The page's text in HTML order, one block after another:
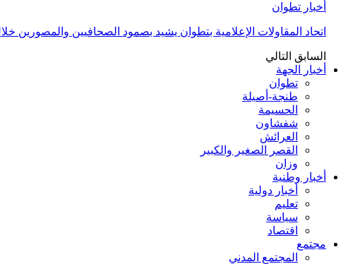
أخبار تطوان
اتحاد المقاولات الإعلامية بتطوان يشيد بصمود الصحافيين والمصورين
السابق التالي
أخبار الجهة
تطوان
طنجة-أصيلة
الحسيمة
شفشاون
العرائش
القصر الصغير والكبير
وزان
أخبار وطنية
أخبار دولية
تعليم
سياسة
اقتصاد
مجتمع
المجتمع المدني